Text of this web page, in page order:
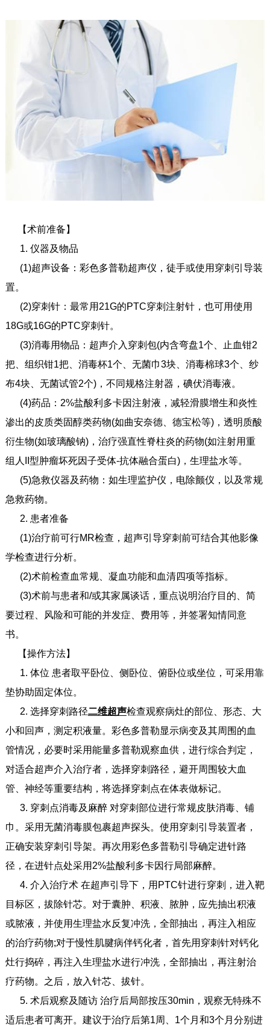
【术前准备】
1. 仪器及物品
(1)超声设备：彩色多普勒超声仪，徒手或使用穿刺引导装
置。
(2)穿刺针：最常用21G的PTC穿刺注射针，也可用使用
18G或16G的PTC穿刺针。
(3)消毒用物品：超声介入穿刺包(内含弯盘1个、止血钳2
把、组织钳1把、消毒杯1个、无菌巾3块、消毒棉球3个、纱
布4块、无菌试管2个)，不同规格注射器，碘伏消毒液。
(4)药品：2%盐酸利多卡因注射液，减轻滑膜增生和炎性
渗出的皮质类固醇类药物(如曲安奈德、德宝松等)，透明质酸
衍生物(如玻璃酸钠)，治疗强直性脊柱炎的药物(如注射用重
组人II型肿瘤坏死因子受体-抗体融合蛋白)，生理盐水等。
(5)急救仪器及药物：如生理监护仪，电除颤仪，以及常规
急救药物。
2. 患者准备
(1)治疗前可行MR检查，超声引导穿刺前可结合其他影像
学检查进行分析。
(2)术前检查血常规、凝血功能和血清四项等指标。
(3)术前与患者和/或其家属谈话，重点说明治疗目的、简
要过程、风险和可能的并发症、费用等，并签署知情同意
书。
【操作方法】
1. 体位 患者取平卧位、侧卧位、俯卧位或坐位，可采用靠
垫协助固定体位。
2. 选择穿刺路径二维超声检查观察病灶的部位、形态、大
小和回声，测定积液量。彩色多普勒显示病变及其周围的血
管情况，必要时采用能量多普勒观察血供，进行综合判定，
对适合超声介入治疗者，选择穿刺路径，避开周围较大血
管、神经等重要结构，将选择穿刺点在体表做标记。
3. 穿刺点消毒及麻醉 对穿刺部位进行常规皮肤消毒、铺
巾。采用无菌消毒膜包裹超声探头。使用穿刺引导装置者，
正确安装穿刺引导架。再次用彩色多普勒引导确定进针路
径，在进针点处采用2%盐酸利多卡因行局部麻醉。
4. 介入治疗术 在超声引导下，用PTC针进行穿刺，进入靶
目标区，拔除针芯。对于囊肿、积液、脓肿，应先抽出积液
或脓液，并使用生理盐水反复冲洗，全部抽出，再注入相应
的治疗药物;对于慢性肌腱病伴钙化者，首先用穿刺针对钙化
灶行捣碎，再注入生理盐水进行冲洗，全部抽出，再注射治
疗药物。之后，放入针芯、拔针。
5. 术后观察及随访 治疗后局部按压30min，观察无特殊不
适后患者可离开。建议于治疗后第1周、1个月和3个月分别进